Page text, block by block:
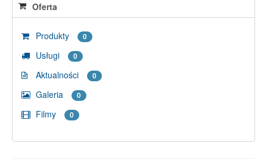
Oferta
Produkty 0
Usługi 0
Aktualności 0
Galeria 0
Filmy 0